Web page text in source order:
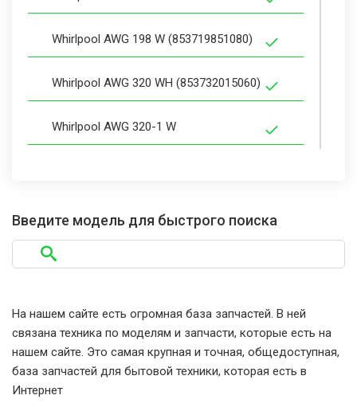
Whirlpool AWG 198 W (853719851080)
Whirlpool AWG 320 WH (853732015060)
Whirlpool AWG 320-1 W
Whirlpool AWG 320/WP-W-2
Whirlpool AWG 320/WP-W-2
Whirlpool AWG 320/WP/1
(853732015270)
Введите модель для быстрого поиска
На нашем сайте есть огромная база запчастей. В ней
связана техника по моделям и запчасти, которые есть на
нашем сайте. Это самая крупная и точная, общедоступная,
база запчастей для бытовой техники, которая есть в
Интернет